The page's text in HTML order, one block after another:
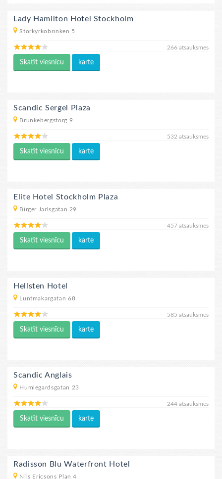
Lady Hamilton Hotel Stockholm
Storkyrkobrinken 5
266 atsauksmes
Skatīt viesnīcu karte
Scandic Sergel Plaza
Brunkebergstorg 9
532 atsauksmes
Skatīt viesnīcu karte
Elite Hotel Stockholm Plaza
Birger Jarlsgatan 29
457 atsauksmes
Skatīt viesnīcu karte
Hellsten Hotel
Luntmakargatan 68
585 atsauksmes
Skatīt viesnīcu karte
Scandic Anglais
Humlegardsgatan 23
244 atsauksmes
Skatīt viesnīcu karte
Radisson Blu Waterfront Hotel
Nils Ericsons Plan 4